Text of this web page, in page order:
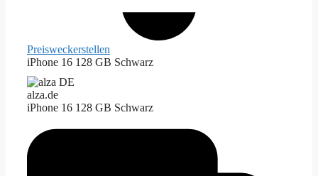
Preisweckerstellen
iPhone 16 128 GB Schwarz
alza.de
iPhone 16 128 GB Schwarz